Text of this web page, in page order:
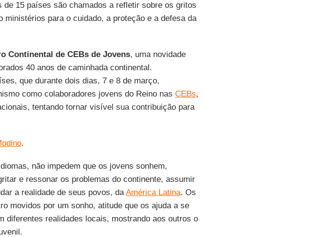
15 países são chamados a refletir sobre os gritos
ministérios para o cuidado, a proteção e a defesa da
Continental de CEBs de Jovens, uma novidade
40 anos de caminhada continental.
que durante dois dias, 7 e 8 de março,
como colaboradores jovens do Reino nas CEBs,
tentando tornar visível sua contribuição para
.
não impedem que os jovens sonhem,
e ressonar os problemas do continente, assumir
a realidade de seus povos, daAmérica Latina. Os
movidos por um sonho, atitude que os ajuda a se
diferentes realidades locais, mostrando aos outros o